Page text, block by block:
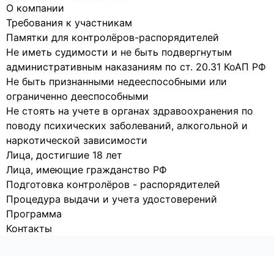
О компании
Требования к участникам
Памятки для контролёров-распорядителей
Не иметь судимости и не быть подвергнутым
административным наказаниям по ст. 20.31 КоАП РФ
Не быть признанными недееспособными или
ограниченно дееспособными
Не стоять на учете в органах здравоохранения по
поводу психических заболеваний, алкогольной и
наркотической зависимости
Лица, достигшие 18 лет
Лица, имеющие гражданство РФ
Подготовка контролёров - распорядителей
Процедура выдачи и учета удостоверений
Программа
Контакты